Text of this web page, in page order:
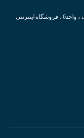
مشهد، خیابان سنایی، مجتمع سبحان، طبقه همکف ، واحد6 ، فروشگاه اینترنتی